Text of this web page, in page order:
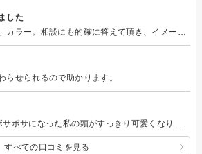
した
らせられるので助かります。
すべての口コミを見る